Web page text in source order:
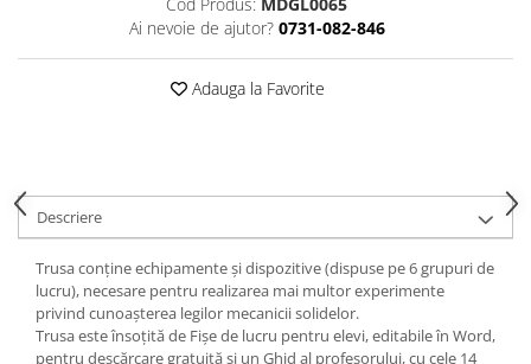
Cod Produs: MDGL0065
Ai nevoie de ajutor? 0731-082-846
Adauga la Favorite
Descriere
Trusa conține echipamente și dispozitive (dispuse pe 6 grupuri de
lucru), necesare pentru realizarea mai multor experimente
privind cunoașterea legilor mecanicii solidelor.
Trusa este însoțită de Fișe de lucru pentru elevi, editabile în Word,
pentru descărcare gratuită și un Ghid al profesorului, cu cele 14